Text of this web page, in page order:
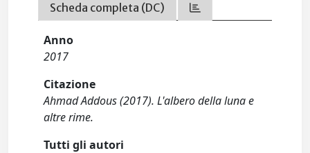
Scheda completa (DC)
Anno
2017
Citazione
Ahmad Addous (2017). L'albero della luna e
altre rime.
Tutti gli autori